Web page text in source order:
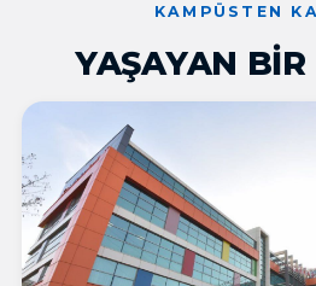
KAMPÜSTEN
YAŞAYAN